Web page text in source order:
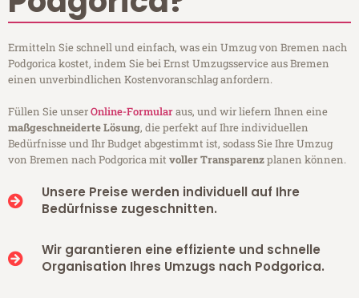
Ermitteln Sie schnell und einfach, was ein Umzug von Bremen nach
Podgorica kostet, indem Sie bei Ernst Umzugsservice aus Bremen
einen unverbindlichen Kostenvoranschlag anfordern.
Füllen Sie unserOnline-Formularaus, und wir liefern Ihnen eine
maßgeschneiderte Lösung, die perfekt auf Ihre individuellen
Bedürfnisse und Ihr Budget abgestimmt ist, sodass Sie Ihre Umzug
von Bremen nach Podgorica mitvoller Transparenzplanen können.
Unsere Preise werden individuell auf Ihre
Bedürfnisse zugeschnitten.
Wir garantieren eine effiziente und schnelle
Organisation Ihres Umzugs nach Podgorica.